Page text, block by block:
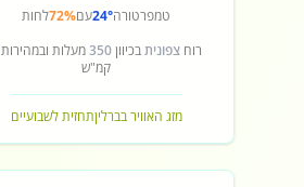
טמפרטורה24°עם72%לחות
רוח צפוניתבכיוון350מעלות ובמהירות
קמ"ש
מזג האוויר בברליןתחזית לשבועיים